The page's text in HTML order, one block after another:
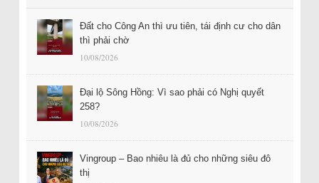
Đất cho Công An thì ưu tiên, tái định cư cho dân
thì phải chờ
10/08/2026
Đại lộ Sông Hồng: Vì sao phải có Nghị quyết
258?
10/08/2026
Vingroup – Bao nhiêu là đủ cho những siêu đô
thị